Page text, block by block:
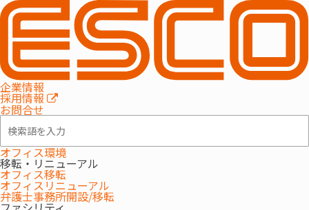
企業情報
採用情報
お問合せ
オフィス環境
移転・リニューアル
オフィス移転
オフィスリニューアル
弁護士事務所開設/移転
MENU